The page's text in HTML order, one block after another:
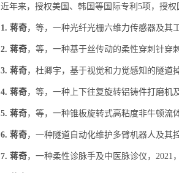
近年来，授权美国、韩国等国际专利 5项，授权
1. 蒋奇，等，一种光纤光栅六维力传感器及其
2. 蒋奇，等，一种基于丝传动的柔性穿刺针穿
3. 蒋奇，杜卿宇，基于视觉和力觉感知的隧道
4. 蒋奇，等，一种上下往复旋转铝铸件打磨机
5. 蒋奇，等，一种锥板旋转式高粘度非牛顿流
6. 蒋奇，一种隧道自动化维护多臂机器人及其
7. 蒋奇，一种柔性诊脉手及中医脉诊仪，2021